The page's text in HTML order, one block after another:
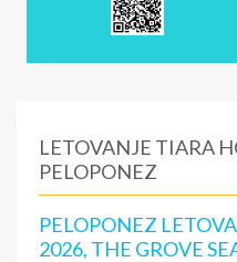
LETOVANJE TIARA
PELOPONEZ
PELOPONEZ
2026, THE GROVE